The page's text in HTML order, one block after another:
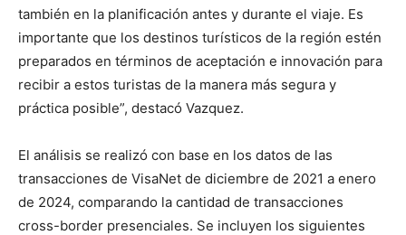
también en la planificación antes y durante el viaje. Es
importante que los destinos turísticos de la región estén
preparados en términos de aceptación e innovación para
recibir a estos turistas de la manera más segura y
práctica posible”, destacó Vazquez.
El análisis se realizó con base en los datos de las
transacciones de VisaNet de diciembre de 2021 a enero
de 2024, comparando la cantidad de transacciones
cross-border presenciales. Se incluyen los siguientes